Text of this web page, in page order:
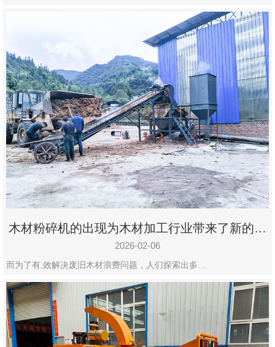
木材粉碎机的出现为木材加工行业带来了新的变
化
2026-02-06
而为了有,效解决废旧木材浪费问题，人们探索出多…